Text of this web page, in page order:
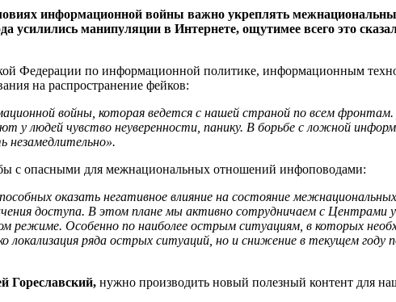
информационной войны важно укреплять межнациональный
усилились манипуляции в Интернете, ощутимее всего это
Федерации по информационной политике, информационным
на распространение фейков:
войны, которая ведется с нашей страной по всем
людей чувство неуверенности, панику. В борьбе с ложной
незамедлительно».
с опасными для межнациональных отношений инфоповодами:
оказать негативное влияние на состояние
доступа. В этом плане мы активно сотрудничаем с Центрами
режиме. Особенно по наиболее острым ситуациям, в которых
ряда острых ситуаций, но и снижение в текущем году
Гореславский, нужно производить новый полезный контент для